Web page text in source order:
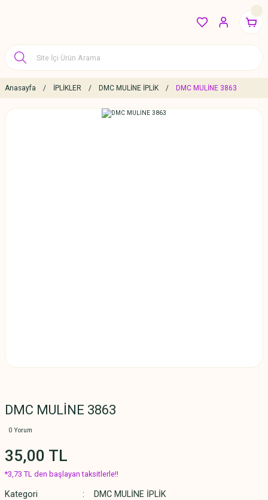
Anasayfa İPLİKLER DMC MULİNE İPLİK DMC MULİNE 3863
DMC MULİNE 3863
0 Yorum
35,00 TL
*3,73 TL den başlayan taksitlerle!!
Kategori
DMC MULİNE İPLİK